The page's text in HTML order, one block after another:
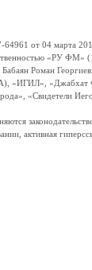
от 04 марта
«РУ
Роман
«ИГИЛ»,
«Свидетели
активная